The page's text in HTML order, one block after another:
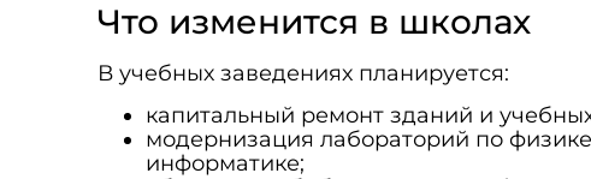
Что изменится в школах
В учебных заведениях планируется:
капитальный ремонт зданий и
модернизация лабораторий по
информатике;